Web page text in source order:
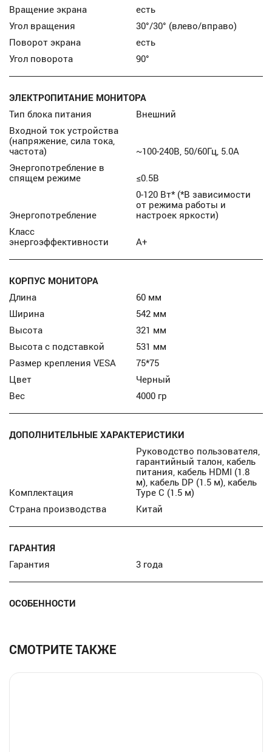
Вращение экрана
есть
Угол вращения
30°/30° (влево/вправо)
Поворот экрана
есть
Угол поворота
90°
ЭЛЕКТРОПИТАНИЕ МОНИТОРА
Тип блока питания
Внешний
Входной ток устройства
(напряжение, сила тока,
частота)
~100-240В, 50/60Гц, 5.0А
Энергопотребление в
спящем режиме
≤0.5В
Энергопотребление
0-120 Вт* (*В зависимости
от режима работы и
настроек яркости)
Класс
энергоэффективности
А+
КОРПУС МОНИТОРА
Длина
60 мм
Ширина
542 мм
Высота
321 мм
Высота с подставкой
531 мм
Размер крепления VESA
75*75
Цвет
Черный
Вес
4000 гр
ДОПОЛНИТЕЛЬНЫЕ ХАРАКТЕРИСТИКИ
Комплектация
Руководство пользователя,
гарантийный талон, кабель
питания, кабель HDMI (1.8
м), кабель DP (1.5 м), кабель
Type С (1.5 м)
Страна производства
Китай
ГАРАНТИЯ
Гарантия
3 года
ОСОБЕННОСТИ
СМОТРИТЕ ТАКЖЕ